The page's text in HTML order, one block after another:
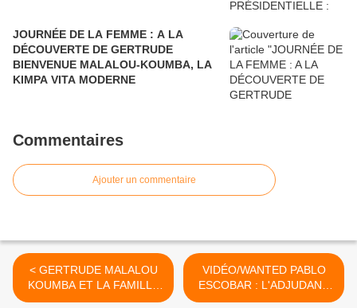
JOURNÉE DE LA FEMME : A LA
DÉCOUVERTE DE GERTRUDE
BIENVENUE MALALOU-KOUMBA, LA
KIMPA VITA MODERNE
Commentaires
Ajouter un commentaire
< GERTRUDE MALALOU
KOUMBA ET LA FAMILLE
MALALOU ANNONCENT
VIDÉO/WANTED PABLO
ESCOBAR : L'ADJUDANT
MVOUAMA EST-IL